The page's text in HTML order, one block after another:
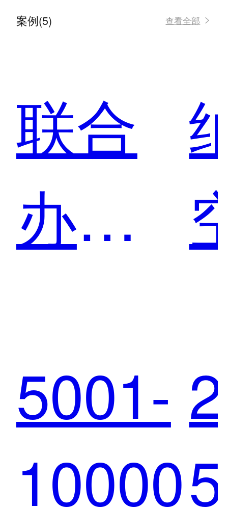
案例(5) 查看全部
联合
办公
跨界
合
5001-
10000